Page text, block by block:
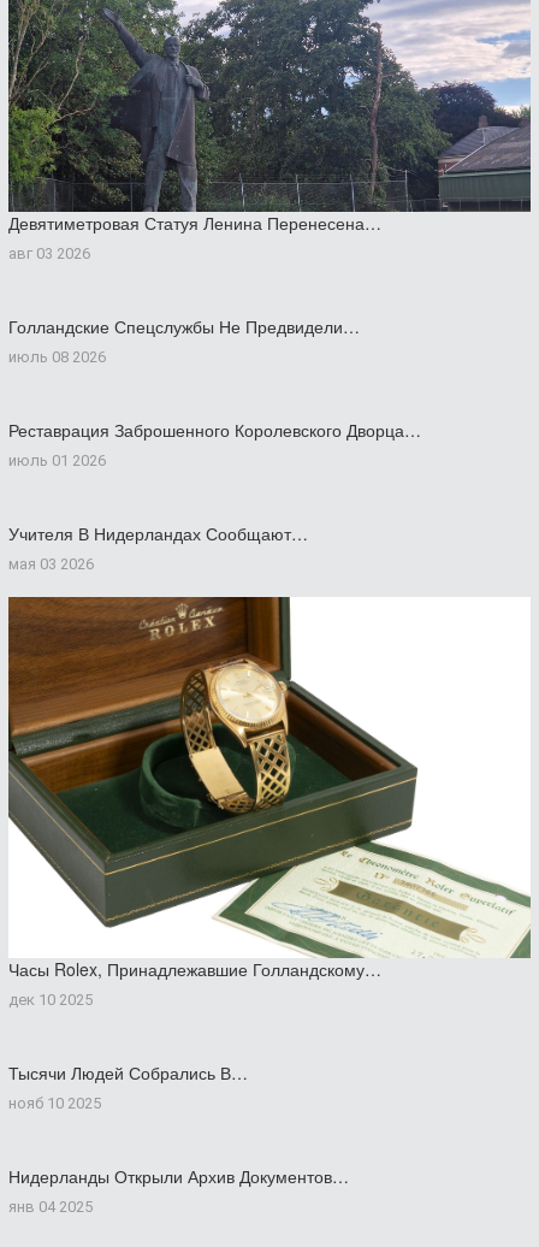
Девятиметровая Статуя Ленина Перенесена…
авг 03 2026
Голландские Спецслужбы Не Предвидели…
июль 08 2026
Реставрация Заброшенного Королевского Дворца…
июль 01 2026
Учителя В Нидерландах Сообщают…
мая 03 2026
Часы Rolex, Принадлежавшие Голландскому…
дек 10 2025
Тысячи Людей Собрались В…
нояб 10 2025
Нидерланды Открыли Архив Документов…
янв 04 2025